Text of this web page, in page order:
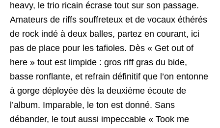
heavy, le trio ricain écrase tout sur son passage.
Amateurs de riffs souffreteux et de vocaux éthérés
de rock indé à deux balles, partez en courant, ici
pas de place pour les tafioles. Dès « Get out of
here » tout est limpide : gros riff gras du bide,
basse ronflante, et refrain définitif que l’on entonne
à gorge déployée dès la deuxième écoute de
l’album. Imparable, le ton est donné. Sans
débander, le tout aussi impeccable « Took me